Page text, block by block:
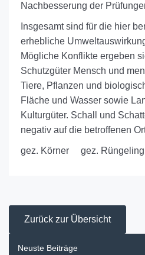
Nachbesserung der
Insgesamt sind für die hier
erhebliche
Mögliche Konflikte ergeben
Schutzgüter Mensch und
Tiere, Pflanzen und
Fläche und Wasser sowie
Kulturgüter. Schall und
negativ auf die betroffenen
gez. Körner gez.
Zurück zur Übersicht
Neuste Beiträge